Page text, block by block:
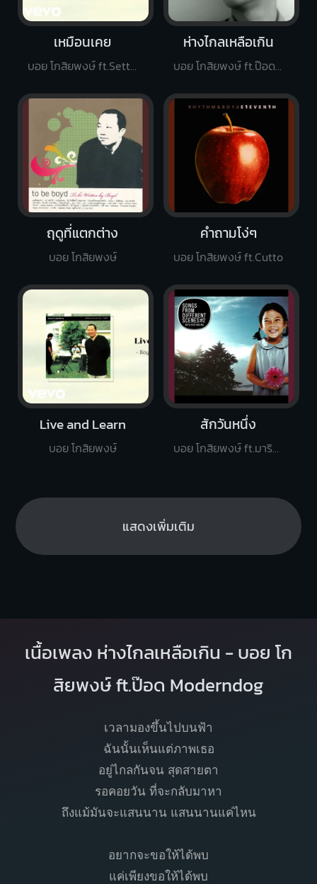
เหมือนเคย
บอย โกสิยพงษ์ ft.Settha
ฤดูที่แตกต่าง
บอย โกสิยพงษ์
สักวันหนึ่ง
บอย โกสิยพงษ์ ft.มาริสา สุโกศล
คำถามโง่ๆ
บอย โกสิยพงษ์ ft.Cutto
Live and Learn
บอย โกสิยพงษ์
ห่างไกลเหลือเกิน
บอย โกสิยพงษ์ ft.ป๊อด Moderndog
แสดงเพิ่มเติม
เนื้อเพลง ห่างไกลเหลือเกิน - บอย โก
สิยพงษ์ ft.ป๊อด Moderndog
เวลามองขึ้นไปบนฟ้า
ฉันนั้นเห็นแต่ภาพเธอ
อยู่ไกลกันจน สุดสายตา
รอคอยวัน ที่จะกลับมาหา
ถึงแม้มันจะแสนนาน แสนนานแค่ไหน
อยากจะขอให้ได้พบ
แค่เพียงขอให้ได้พบ